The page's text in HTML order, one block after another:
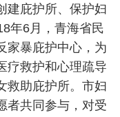
建庇护所、保护妇
年6月，青海省民
家暴庇护中心，为
疗救护和心理疏导
救助庇护所。市妇
者共同参与，对受